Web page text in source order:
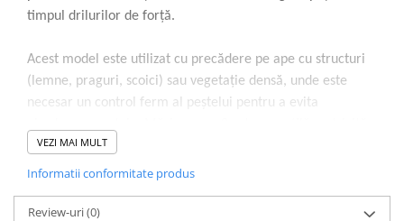
timpul drilurilor de forță.
Acest model este utilizat cu precădere pe ape cu structuri
(lemne, praguri, scoici) sau vegetație densă, unde este
necesar un control ferm al peștelui pentru a evita
pentru o gamă variată de momeli de dimensiuni medii și
mari, de la boilies-uri de 14-18mm și pelete, până la
VEZI MAI MULT
Informatii conformitate produs
Review-uri(0)